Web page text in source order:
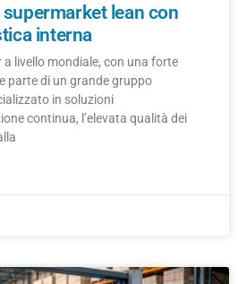
lean con
interna
a livello mondiale, con una forte
parte di un grande gruppo
in soluzioni
continua, l’elevata qualità dei